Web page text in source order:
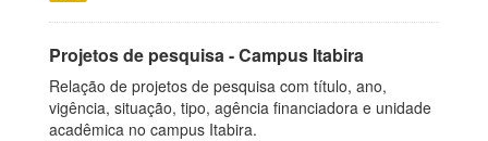
Projetos de pesquisa - Campus Itabira
Relação de projetos de pesquisa com título, ano,
vigência, situação, tipo, agência financiadora e unidade
acadêmica no campus Itabira.